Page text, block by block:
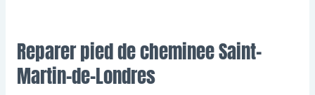
Reparer pied de cheminee Saint-
Martin-de-Londres
Reparer
pied
de